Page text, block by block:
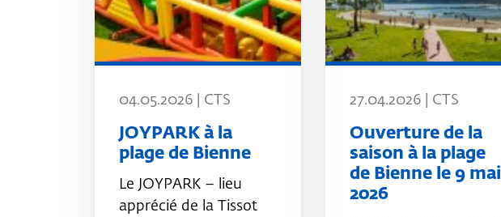
04.05.2026 | CTS
JOYPARK à la
plage de Bienne
Le JOYPARK – lieu
apprécié de la Tissot
27.04.2026 | CTS
Ouverture de la
saison à la plage
de Bienne le 9 mai
2026